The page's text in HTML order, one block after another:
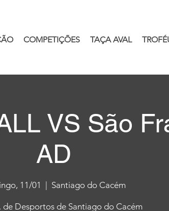
COMPETIÇÕES TAÇA AVAL
VS São
AD
11/01 Santiago do Cacém